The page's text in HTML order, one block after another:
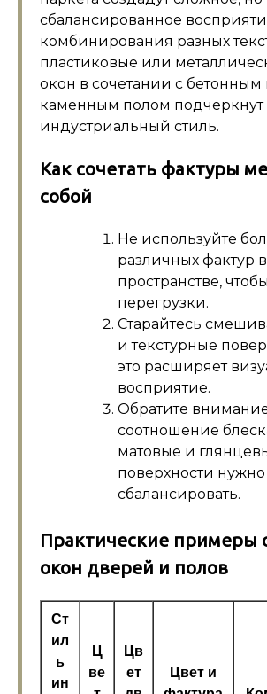
сбалансированное
комбинирования разных
пластиковые или
окон в сочетании с бетонным
каменным полом подчеркнут
индустриальный стиль.
Как сочетать фактуры
собой
Не используйте
различных фактур
пространстве,
перегрузки.
Старайтесь
и текстурные
это расширяет
восприятие.
Обратите
соотношение
матовые и
поверхности нужно
сбалансировать.
Практические примеры
окон дверей и полов
Ст
ил
ь
ин
Ц
ве
Цв
ет
Цвет и